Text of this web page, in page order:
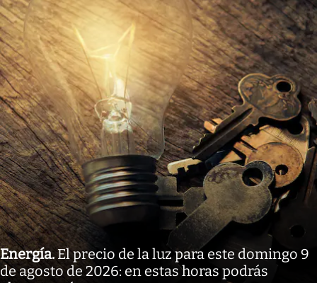
Energía.El precio de la luz para este domingo 9
de agosto de 2026: en estas horas podrás